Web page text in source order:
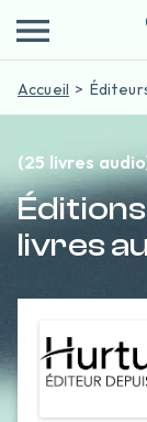
Accueil
(25 livres
livres